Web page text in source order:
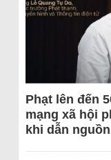
Phạt lên đến
mạng xã hội
khi dẫn